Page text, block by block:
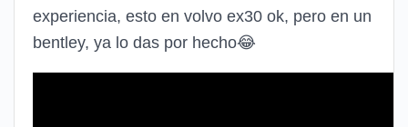
experiencia, esto en volvo ex30 ok, pero en un
bentley, ya lo das por hecho😂